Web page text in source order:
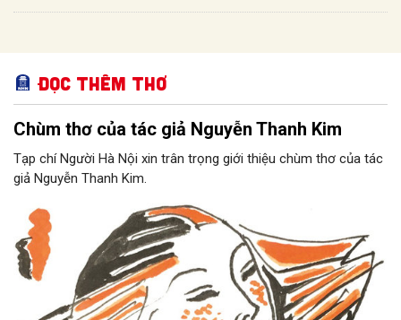
Đọc thêm Thơ
Chùm thơ của tác giả Nguyễn Thanh Kim
Tạp chí Người Hà Nội xin trân trọng giới thiệu chùm thơ của tác
giả Nguyễn Thanh Kim.